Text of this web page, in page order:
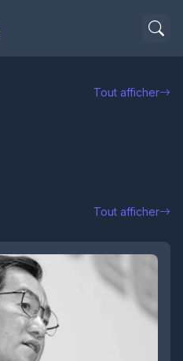
Tout afficher
Tout afficher